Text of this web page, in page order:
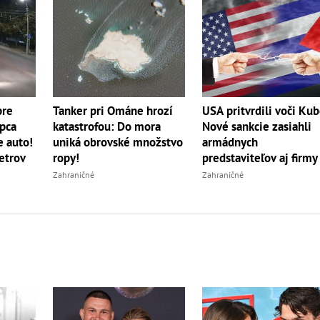
auto!
Tanker pri Ománe hrozí
katastrofou: Do mora
uniká obrovské množstvo
ropy!
Zahraničné
USA pritvrdili voči
Nové sankcie zasiahli
armádnych
predstaviteľov aj firmy
Zahraničné